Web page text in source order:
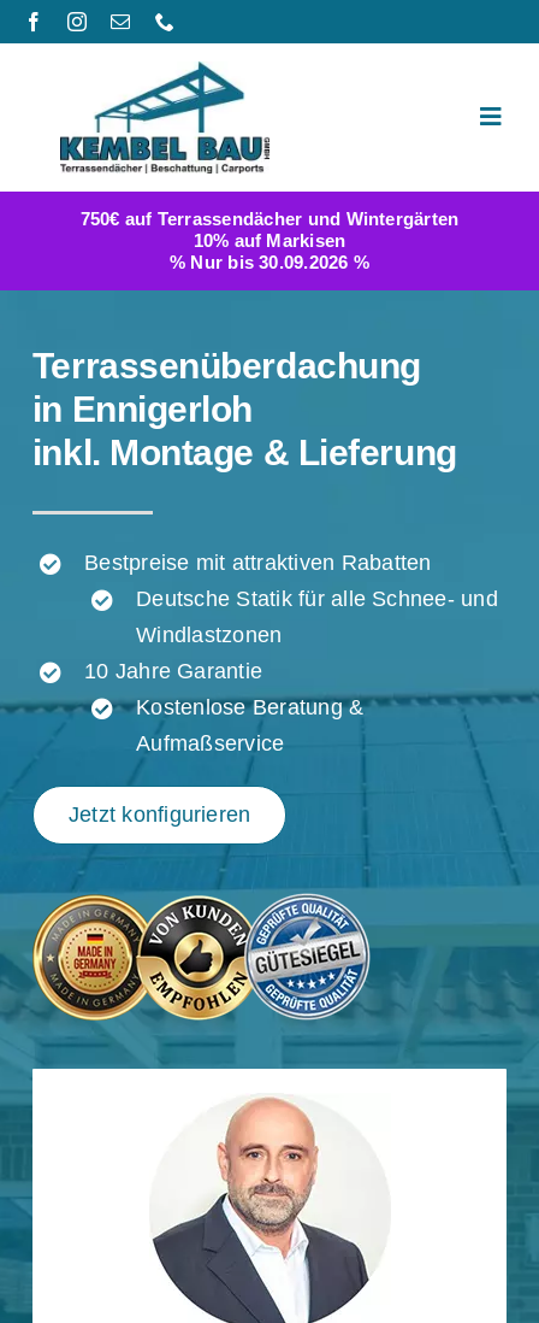
Zum
Produktwelt
FAQ
Konfigurator
750€ auf Terrassendächer und Wintergärten
10% auf Markisen
% Nur bis 30.09.2026 %
Terrassenüberdachung
in Ennigerloh
inkl. Montage & Lieferung
Bestpreise mit attraktiven Rabatten
Deutsche Statik für alle Schnee- und
Windlastzonen
10 Jahre Garantie
Kostenlose Beratung &
Aufmaßservice
Jetzt konfigurieren